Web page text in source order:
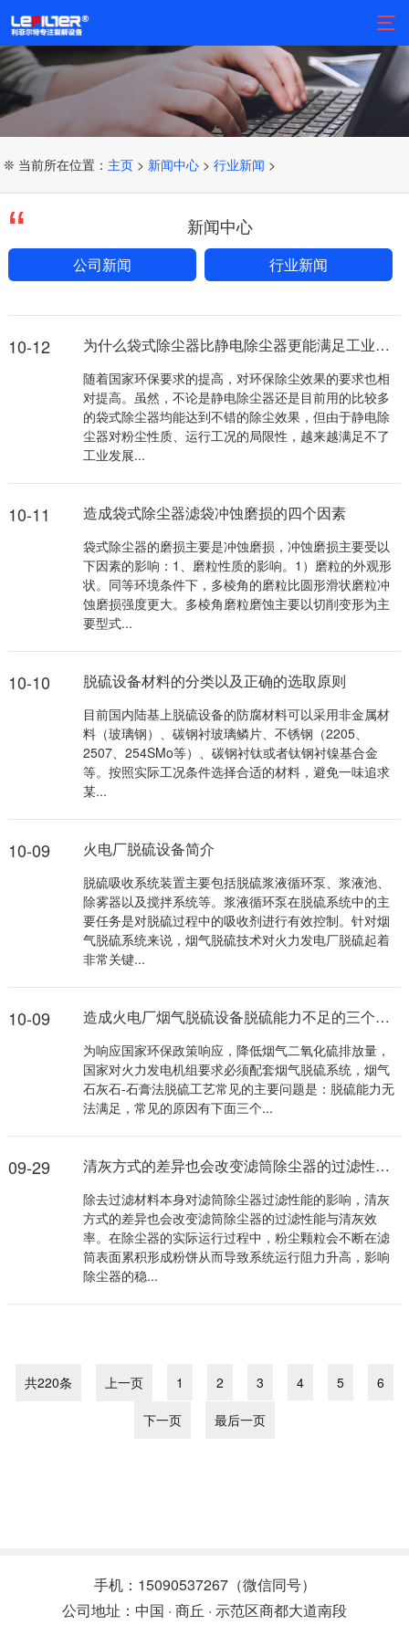
❊ 当前所在位置： 主页 > 新闻中心 >行业新闻 >
新闻中心
公司新闻 行业新闻
10-12 为什么袋式除尘器比静电除尘器更能满足工业发展需求
随着国家环保要求的提高，对环保除尘效果的要求也相
对提高。虽然，不论是静电除尘器还是目前用的比较多
的袋式除尘器均能达到不错的除尘效果，但由于静电除
尘器对粉尘性质、运行工况的局限性，越来越满足不了
工业发展...
10-11 造成袋式除尘器滤袋冲蚀磨损的四个因素
袋式除尘器的磨损主要是冲蚀磨损，冲蚀磨损主要受以
下因素的影响：1、磨粒性质的影响。1）磨粒的外观形
状。同等环境条件下，多棱角的磨粒比圆形滑状磨粒冲
蚀磨损强度更大。多棱角磨粒磨蚀主要以切削变形为主
要型式...
10-10 脱硫设备材料的分类以及正确的选取原则
目前国内陆基上脱硫设备的防腐材料可以采用非金属材
料（玻璃钢）、碳钢衬玻璃鳞片、不锈钢（2205、
2507、254SMo等）、碳钢衬钛或者钛钢衬镍基合金
等。按照实际工况条件选择合适的材料，避免一味追求
某...
10-09 火电厂脱硫设备简介
脱硫吸收系统装置主要包括脱硫浆液循环泵、浆液池、
除雾器以及搅拌系统等。浆液循环泵在脱硫系统中的主
要任务是对脱硫过程中的吸收剂进行有效控制。针对烟
气脱硫系统来说，烟气脱硫技术对火力发电厂脱硫起着
非常关键...
10-09 造成火电厂烟气脱硫设备脱硫能力不足的三个原因
为响应国家环保政策响应，降低烟气二氧化硫排放量，
国家对火力发电机组要求必须配套烟气脱硫系统，烟气
石灰石-石膏法脱硫工艺常见的主要问题是：脱硫能力无
法满足，常见的原因有下面三个...
09-29 清灰方式的差异也会改变滤筒除尘器的过滤性能与清灰效率
除去过滤材料本身对滤筒除尘器过滤性能的影响，清灰
方式的差异也会改变滤筒除尘器的过滤性能与清灰效
率。在除尘器的实际运行过程中，粉尘颗粒会不断在滤
筒表面累积形成粉饼从而导致系统运行阻力升高，影响
除尘器的稳...
共220条 上一页 1 2 3 4 5 6
下一页 最后一页
手机：15090537267（微信同号）
公司地址：中国 · 商丘 · 示范区商都大道南段